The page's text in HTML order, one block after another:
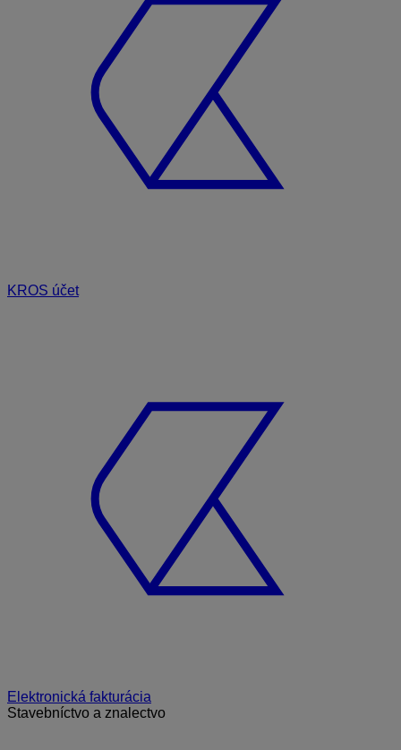
KROS účet
Elektronická fakturácia
Stavebníctvo a znalectvo